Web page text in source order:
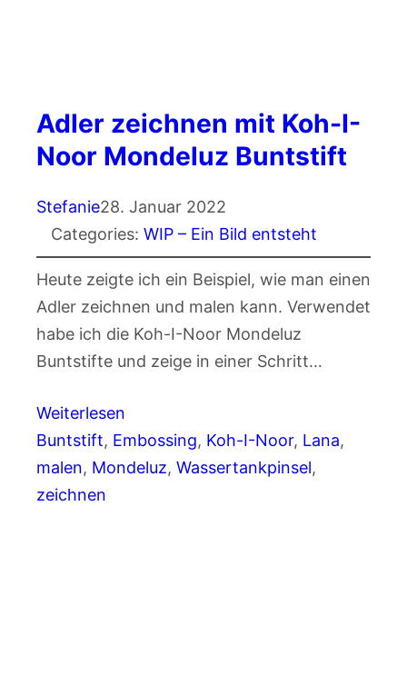
Adler zeichnen mit Koh-I-
Noor Mondeluz Buntstift
Stefanie28. Januar 2022
Categories: WIP – Ein Bild entsteht
Heute zeigte ich ein Beispiel, wie man einen
Adler zeichnen und malen kann. Verwendet
habe ich die Koh-I-Noor Mondeluz
Buntstifte und zeige in einer Schritt…
Weiterlesen
Buntstift, Embossing, Koh-I-Noor, Lana
malen, Mondeluz, Wassertankpinsel
zeichnen